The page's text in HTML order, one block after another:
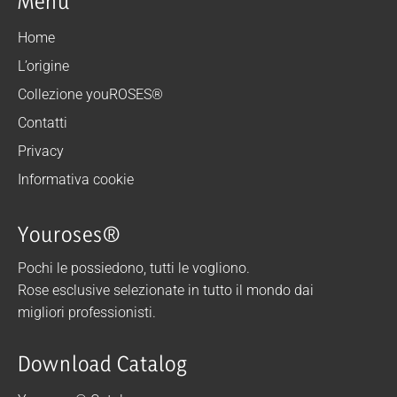
Home
L’origine
Collezione youROSES®
Contatti
Privacy
Informativa cookie
Youroses®
Pochi le possiedono, tutti le vogliono.
Rose esclusive selezionate in tutto il mondo dai
migliori professionisti.
Download Catalog